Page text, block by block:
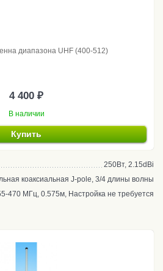
диапазона UHF (400-512)
4 400 ₽
В наличии
Купить
250Вт, 2.15dBi
коаксиальная J-pole, 3/4 длины волны
470 МГц, 0.575м, Настройка не требуется